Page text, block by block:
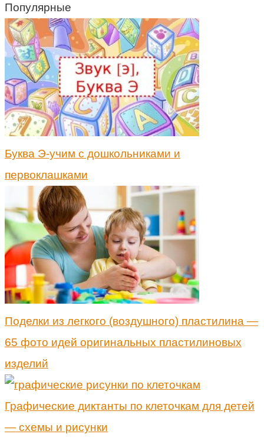
Популярные
Буква Э-учим с дошкольниками и
первоклашками
Поделки из легкого (воздушного) пластилина —
65 фото идей оригинальных пластилиновых
изделий
Графические диктанты по клеточкам для детей
— схемы и рисунки